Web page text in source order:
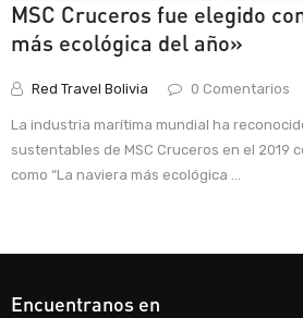
MSC Cruceros fue elegido
más ecológica del año»
Red Travel Bolivia 0 Comentarios
La industria marítima mundial ha
sustentables de MSC Cruceros en el 2019
como “La naviera más ecológica ...
Encuentranos en